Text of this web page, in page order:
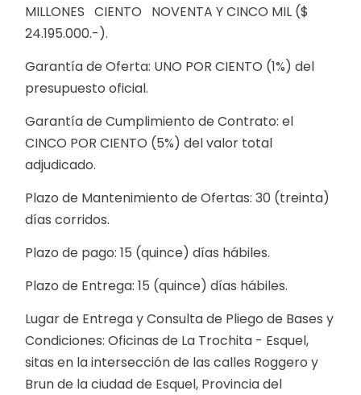
MILLONES CIENTO NOVENTA Y CINCO MIL ($
24.195.000.-).
Garantía de Oferta: UNO POR CIENTO (1%) del
presupuesto oficial.
Garantía de Cumplimiento de Contrato: el
CINCO POR CIENTO (5%) del valor total
adjudicado.
Plazo de Mantenimiento de Ofertas: 30 (treinta)
días corridos.
Plazo de pago: 15 (quince) días hábiles.
Plazo de Entrega: 15 (quince) días hábiles.
Lugar de Entrega y Consulta de Pliego de Bases y
Condiciones: Oficinas de La Trochita - Esquel,
sitas en la intersección de las calles Roggero y
Brun de la ciudad de Esquel, Provincia del